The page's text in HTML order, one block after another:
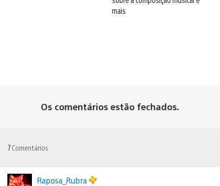
mais
Os comentários estão fechados.
7Comentários
Raposa_Rubra